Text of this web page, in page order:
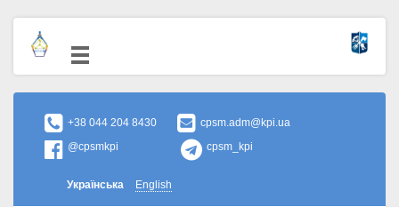
+38 044 204 8430
cpsm.adm@kpi.ua
@cpsmkpi
cpsm_kpi
Українська English